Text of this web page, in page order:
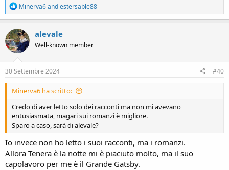
R
e
a
c
t
i
o
n
s
Minerva6andestersable88
alevale
Well-known member
30 Settembre 2024 #40
Minerva6 ha scritto:
Credo di aver letto solo dei racconti ma non mi avevano
entusiasmata, magari sui romanzi è migliore.
Sparo a caso, sarà di alevale?
Io invece non ho letto i suoi racconti, ma i romanzi.
Allora Tenera è la notte mi è piaciuto molto, ma il suo
capolavoro per me è il Grande Gatsby.